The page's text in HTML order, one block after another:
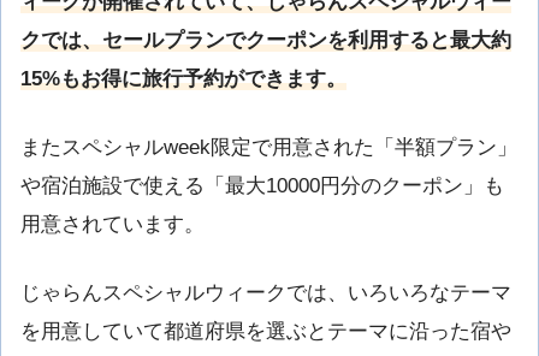
クでは、セールプランでクーポンを利用すると最大約
15%もお得に旅行予約ができます。
またスペシャルweek限定で用意された「半額プラン」
や宿泊施設で使える「最大10000円分のクーポン」も
用意されています。
じゃらんスペシャルウィークでは、いろいろなテーマ
を用意していて都道府県を選ぶとテーマに沿った宿や